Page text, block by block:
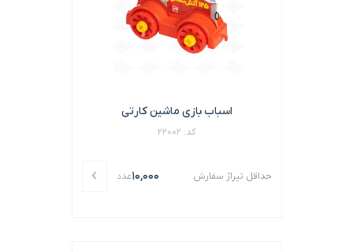
اسباب بازی ماشین کارتی
کد: 22002
حداقل تیراژ سفارش 10,000عدد